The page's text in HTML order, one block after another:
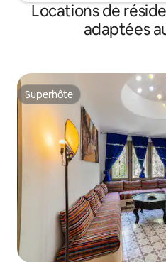
Locations de
adaptées
Superhôte
Superhôte